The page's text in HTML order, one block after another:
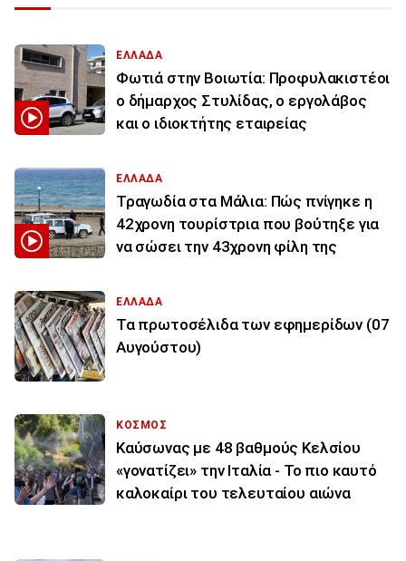
ΕΛΛΑΔΑ
Φωτιά στην Βοιωτία: Προφυλακιστέοι
ο δήμαρχος Στυλίδας, ο εργολάβος
και ο ιδιοκτήτης εταιρείας
ΕΛΛΑΔΑ
Τραγωδία στα Μάλια: Πώς πνίγηκε η
42χρονη τουρίστρια που βούτηξε για
να σώσει την 43χρονη φίλη της
ΕΛΛΑΔΑ
Τα πρωτοσέλιδα των εφημερίδων (07
Αυγούστου)
ΚΟΣΜΟΣ
Καύσωνας με 48 βαθμούς Κελσίου
«γονατίζει» την Ιταλία - Το πιο καυτό
καλοκαίρι του τελευταίου αιώνα